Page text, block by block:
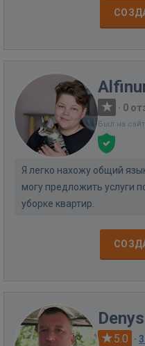
· 0
Был на
Я легко нахожу общий
могу предложить услуги
уборке квартир.
5.0 ·